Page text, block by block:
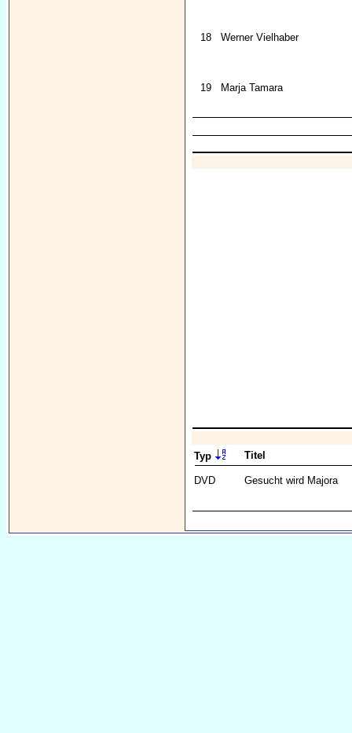
18 Werner Vielhaber
19 Marja Tamara
Typ Titel
DVD Gesucht wird Majora